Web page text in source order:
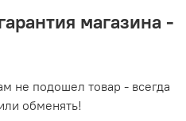
магазина -
не подошел товар - всегда
обменять!